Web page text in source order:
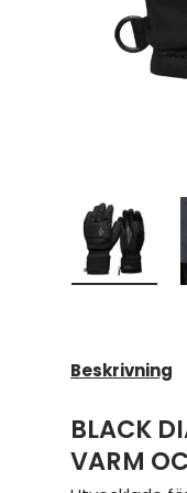
Beskrivning
BLACK
VARM